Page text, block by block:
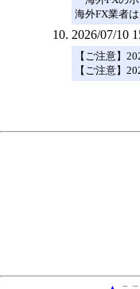
海外FX業者
2026/07/10
【ご注意】
【ご注意】